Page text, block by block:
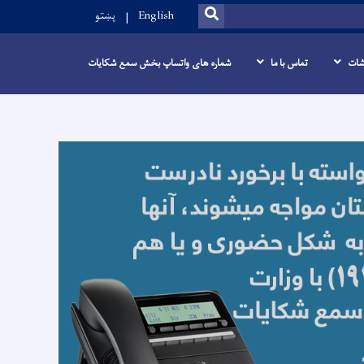
SEARCH
English پښتو
تماس با ما شماره های واتساپ بخش سمع شکایات